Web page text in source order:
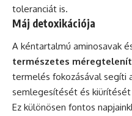
toleranciát is.
Máj detoxikációja
A kéntartalmú aminosavak
természetes
termelés fokozásával segíti
semlegesítését és
Ez különösen fontos